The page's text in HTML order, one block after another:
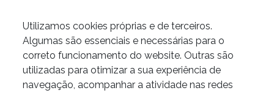
Êmbolos MAP System da
PDSA
COR
Utilizamos cookies próprias e de terceiros.
Algumas são essenciais e necessárias para o
correto funcionamento do website. Outras são
utilizadas para otimizar a sua experiência de
navegação, acompanhar a atividade nas redes